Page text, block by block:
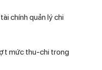
chính quản lý chi
mức thu-chi trong